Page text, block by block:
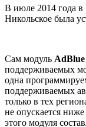
В июле 2014 года в
Никольское была
Сам модуль AdBlue
поддерживаемых
одна
поддерживаемых
только в тех
не опускается
этого модуля